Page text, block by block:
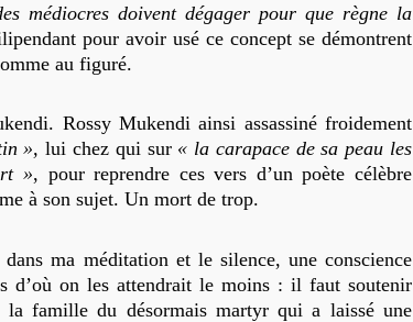
médiocres doivent dégager pour que règne la
pour avoir usé ce concept se démontrent
au figuré.
Rossy Mukendi ainsi assassiné froidement
»,lui chez qui sur « la carapace de sa peau les
», pour reprendre ces vers d’un poète célèbre
à son sujet. Un mort de trop.
ma méditation et le silence, une conscience
d’où on les attendrait le moins : il faut soutenir
la famille du désormais martyr qui a laissé une